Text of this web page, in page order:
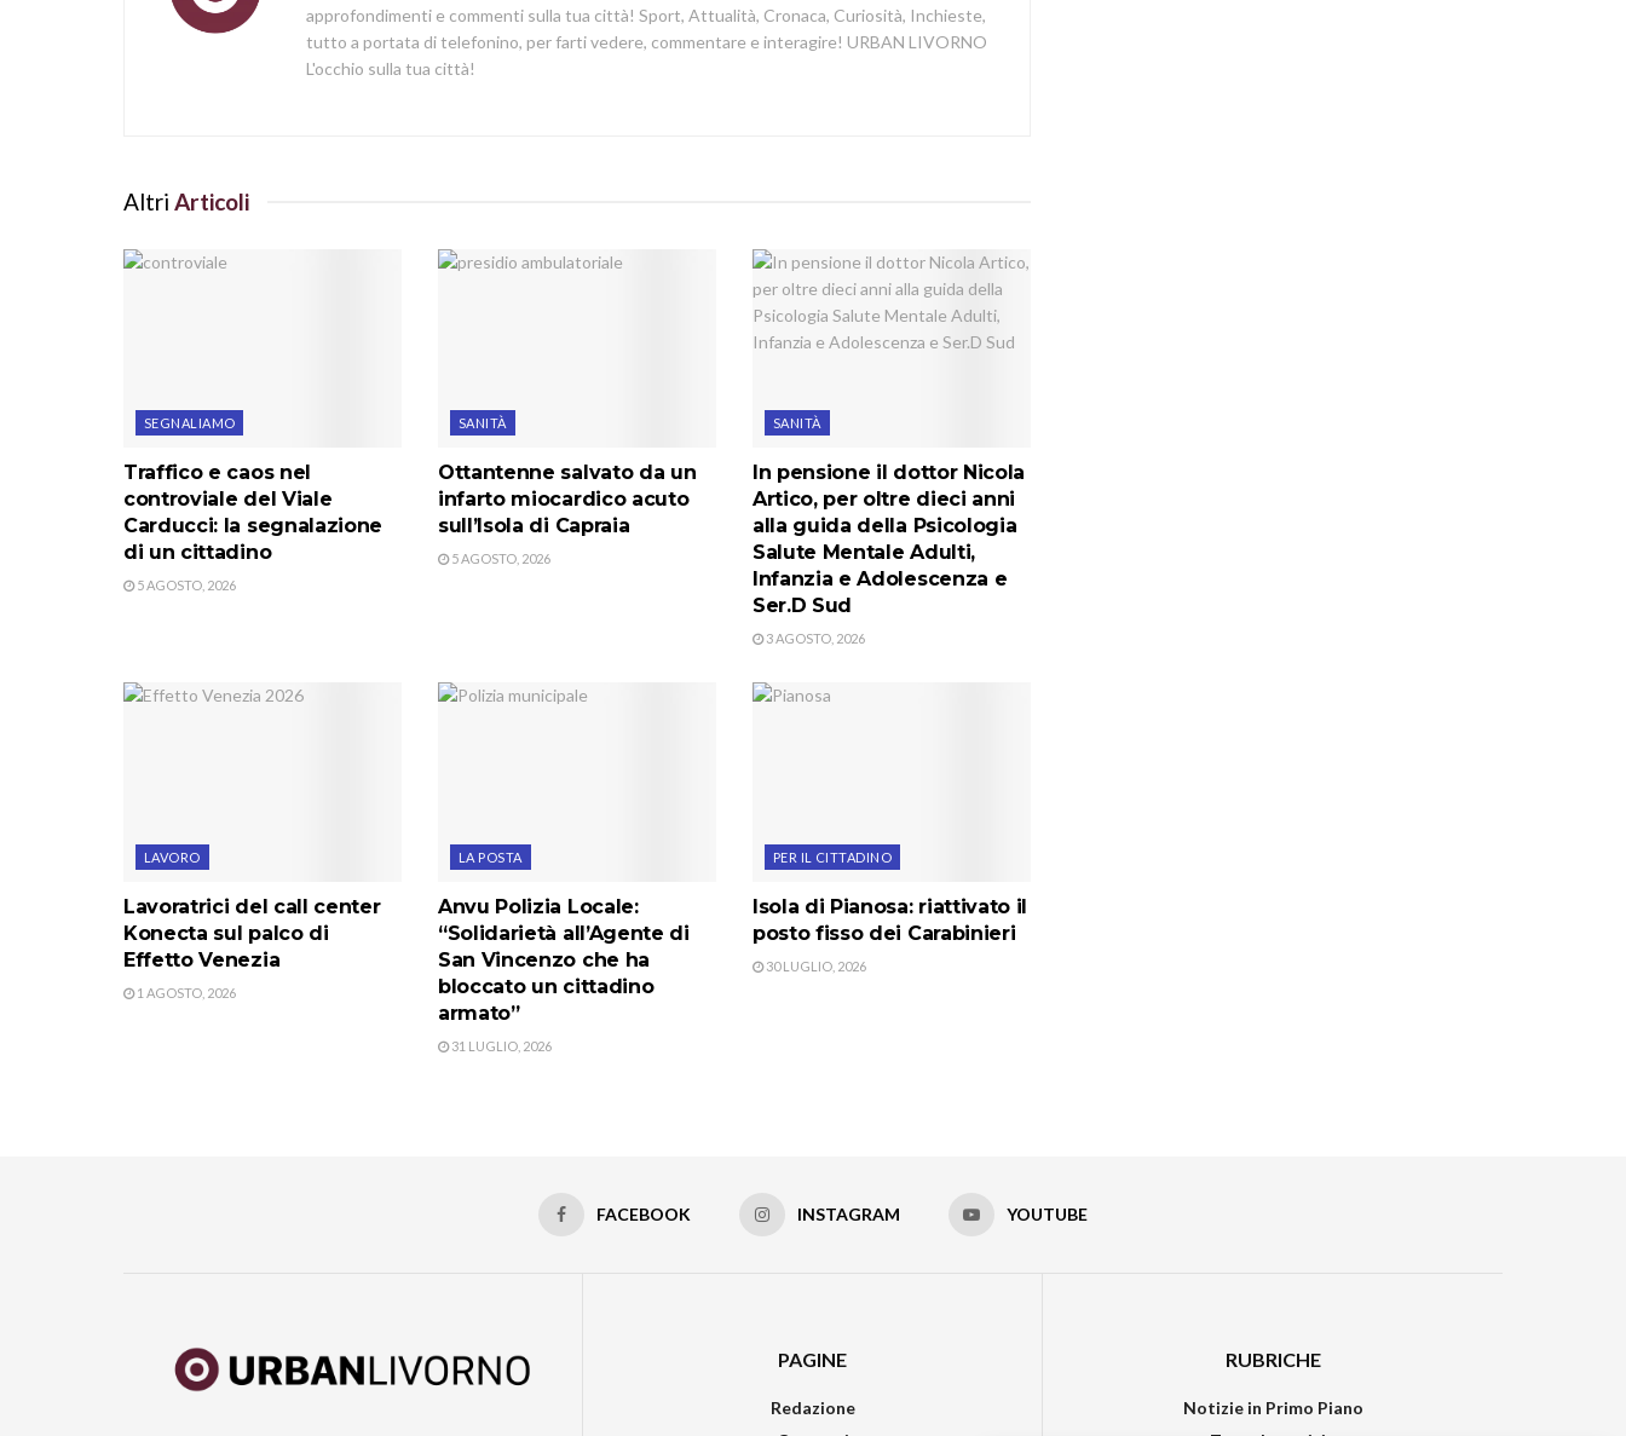
approfondimenti e commenti sulla tua città! Sport, Attualità, Cronaca, Curiosità, Inchieste,
tutto a portata di telefonino, per farti vedere, commentare e interagire! URBAN LIVORNO
L'occhio sulla tua città!
Altri Articoli
SEGNALIAMO
Traffico e caos nel
controviale del Viale
Carducci: la segnalazione
di un cittadino
5 AGOSTO, 2026
SANITÀ
Ottantenne salvato da un
infarto miocardico acuto
sull’Isola di Capraia
5 AGOSTO, 2026
SANITÀ
In pensione il dottor Nicola
Artico, per oltre dieci anni
alla guida della Psicologia
Salute Mentale Adulti,
Infanzia e Adolescenza e
Ser.D Sud
3 AGOSTO, 2026
LAVORO
Lavoratrici del call center
Konecta sul palco di
Effetto Venezia
1 AGOSTO, 2026
LA POSTA
Anvu Polizia Locale:
“Solidarietà all’Agente di
San Vincenzo che ha
bloccato un cittadino
armato”
31 LUGLIO, 2026
PER IL CITTADINO
Isola di Pianosa: riattivato il
posto fisso dei Carabinieri
30 LUGLIO, 2026
FACEBOOK INSTAGRAM YOUTUBE
PAGINE
Redazione
RUBRICHE
Notizie in Primo Piano